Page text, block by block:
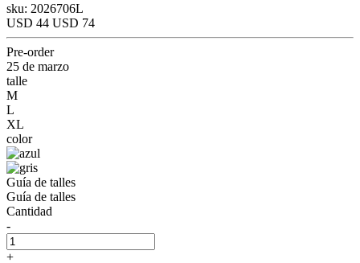
sku: 2026706L
USD 44 USD 74
Pre-order
25 de marzo
talle
M
L
XL
color
Guía de talles
Guía de talles
Cantidad
-
+